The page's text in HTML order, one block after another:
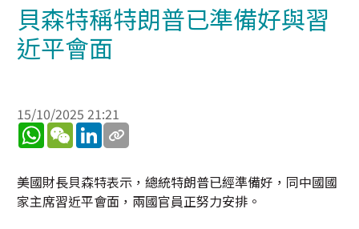
貝森特稱特朗普已準備好與習
近平會面
15/10/2025 21:21
WhatsApp
WeChatLinkedIn
美國財長貝森特表示，總統特朗普已經準備好，同中國國
家主席習近平會面，兩國官員正努力安排。